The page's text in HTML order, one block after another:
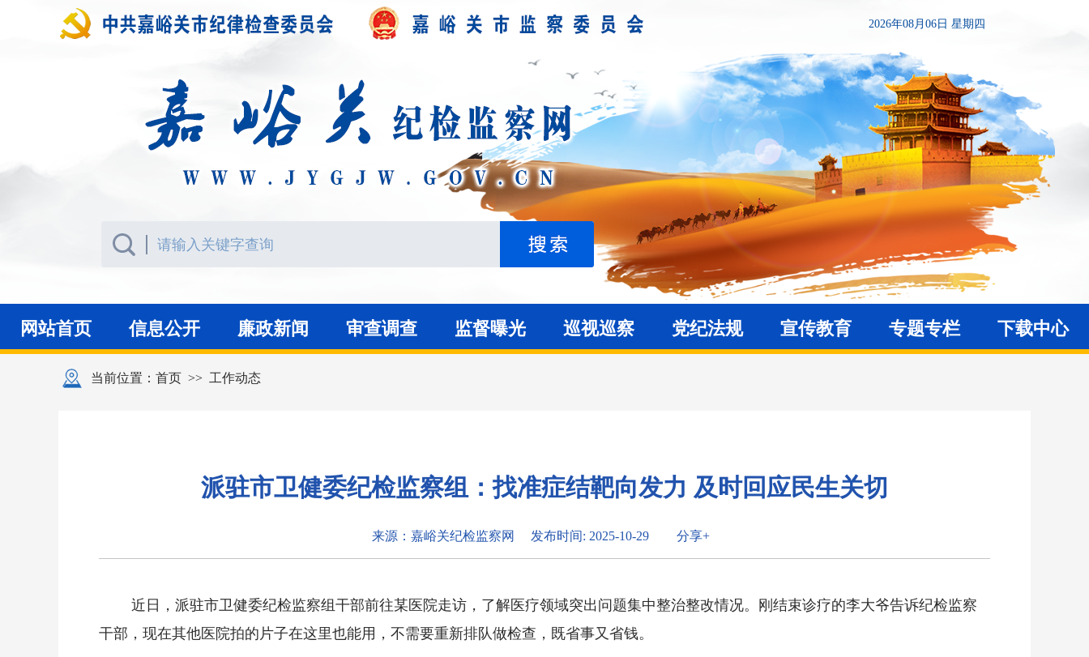
2026年08月06日 星期四
网站首页 信息公开 廉政新闻 审查调查 监督曝光 巡视巡察 党纪法规 宣传教育 专题专栏 下载中心
当前位置： 首页 >> 工作动态
派驻市卫健委纪检监察组：找准症结靶向发力 及时回应民生关切
来源：嘉峪关纪检监察网 发布时间: 2025-10-29 分享+
近日，派驻市卫健委纪检监察组干部前往某医院走访，了解医疗领域突出问题集中整治整改情况。刚结束诊疗的李大爷告诉纪检监察
干部，现在其他医院拍的片子在这里也能用，不需要重新排队做检查，既省事又省钱。